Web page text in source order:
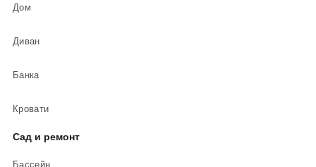
Дом
Диван
Банка
Кровати
Сад и ремонт
Бассейн